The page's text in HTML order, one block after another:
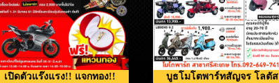
เปิดตัวแร๊งแรง!! แจกทอง!!
บูธโมโตพาร์ทสัญจร โลตัส